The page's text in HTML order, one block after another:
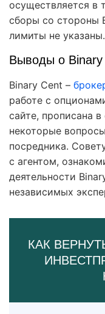
осуществляется в
сборы со стороны
лимиты не указаны.
Выводы о Binary
Binary Cent –
работе с
сайте, прописана
некоторые
посредника.
с агентом,
деятельности
независимых
КАК